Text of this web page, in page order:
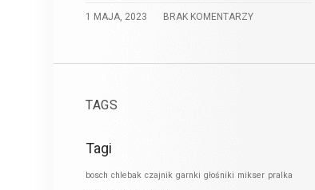
1 MAJA, 2023 BRAK KOMENTARZY
TAGS
Tagi
bosch chlebak czajnik garnki głośniki mikser pralka